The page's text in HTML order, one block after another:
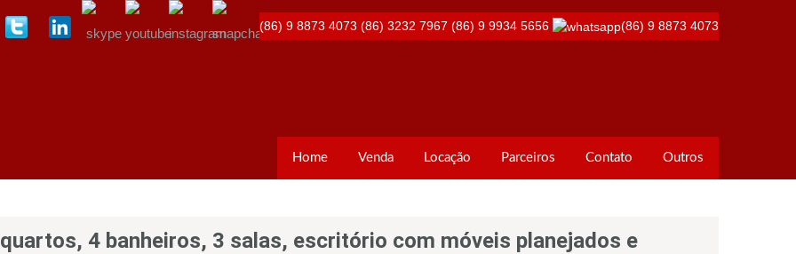
(86) 9 8873 4073 (86) 3232 7967 (86) 9 9934 5656 (86) 9 8873 4073
Home Venda Locação Parceiros Contato Outros
4 banheiros, 3 salas, escritório com móveis planejados e